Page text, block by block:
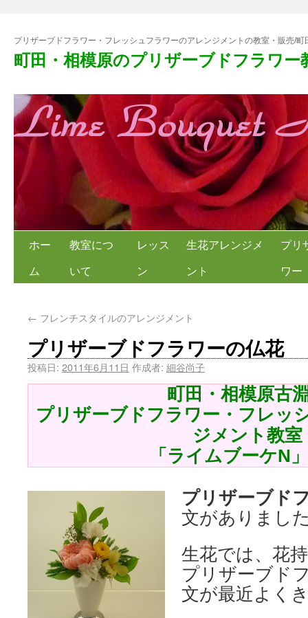
プリザーブドフラワー・フレッシュフラワーのアレンジメントの教室・販売/町
町田・相模原のプリザーブドフラワ
ホー
ム
教室につ
いて
レッス
ン
生花アレンジメ
ント
プリ
ワー
← フレンチスタイルのアレンジメント
プリザーブドフラワーの仏花
投稿日: 2011年6月11日 作成者: 細谷尚子
町田・相模原古
プリザーブドフラワー・フレッ
ジメント教室
「ライムブーケN
プリザーブド
文がありまし
生花では、花
プリザーブド
文が最近よく